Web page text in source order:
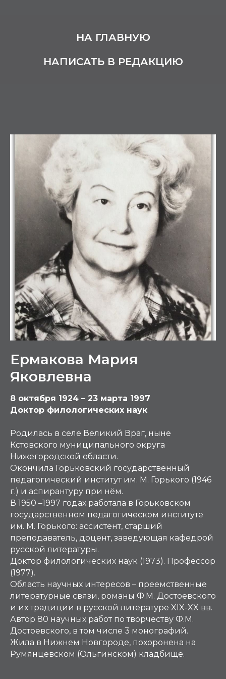
НА ГЛАВНУЮ
НАПИСАТЬ В РЕДАКЦИЮ
Ермакова Мария
Яковлевна
8 октября 1924 – 23 марта 1997
Доктор филологических наук
Родилась в селе Великий Враг, ныне
Кстовского муниципального округа
Нижегородской области.
Окончила Горьковский государственный
педагогический институт им. М. Горького (1946
г.) и аспирантуру при нём.
В 1950 –1997 годах работала в Горьковском
государственном педагогическом институте
им. М. Горького: ассистент, старший
преподаватель, доцент, заведующая кафедрой
русской литературы.
Доктор филологических наук (1973). Профессор
(1977).
Область научных интересов – преемственные
литературные связи, романы Ф.М. Достоевского
и их традиции в русской литературе XIX-XX вв.
Автор 80 научных работ по творчеству Ф.М.
Достоевского, в том числе 3 монографий.
Жила в Нижнем Новгороде, похоронена на
Румянцевском (Ольгинском) кладбище.